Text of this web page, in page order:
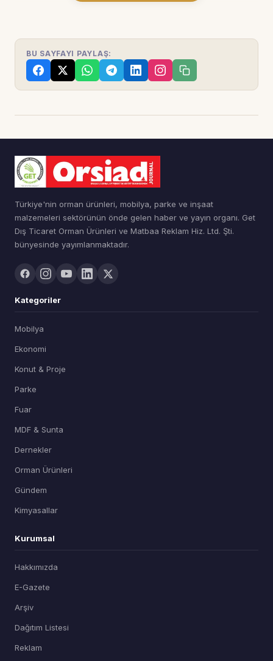
BU SAYFAYI PAYLAŞ:
Türkiye'nin orman ürünleri, mobilya, parke ve inşaat
malzemeleri sektörünün önde gelen haber ve yayın organı. Get
Dış Ticaret Orman Ürünleri ve Matbaa Reklam Hiz. Ltd. Şti.
bünyesinde yayımlanmaktadır.
Kategoriler
Mobilya
Ekonomi
Konut & Proje
Parke
Fuar
MDF & Sunta
Dernekler
Orman Ürünleri
Gündem
Kimyasallar
Kurumsal
Hakkımızda
E-Gazete
Arşiv
Dağıtım Listesi
Reklam